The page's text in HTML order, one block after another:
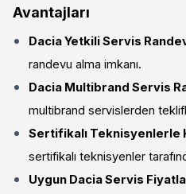
Avantajları
Dacia Yetkili Servis
randevu alma imkanı.
Dacia Multibrand Servis
multibrand servislerden
Sertifikalı Teknisyenlerle
sertifikalı teknisyenler
Uygun Dacia Servis